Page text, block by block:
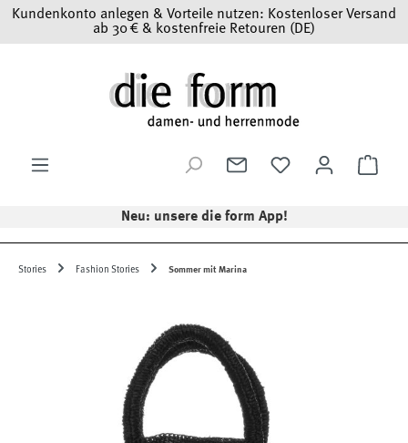
Zum Hauptinhalt springen
Kundenkonto anlegen & Vorteile nutzen: Kostenloser Versand
ab 30 € & kostenfreie Retouren (DE)
Neu: unsere die form App!
Stories Fashion Stories Sommer mit Marina